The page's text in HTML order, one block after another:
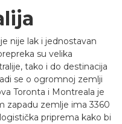
nije lak i jednostavan
su velika
tako i do destinacija
se o ogromnoj zemlji
Toronta i Montreala je
zapadu zemlje ima 3360
priprema kako bi